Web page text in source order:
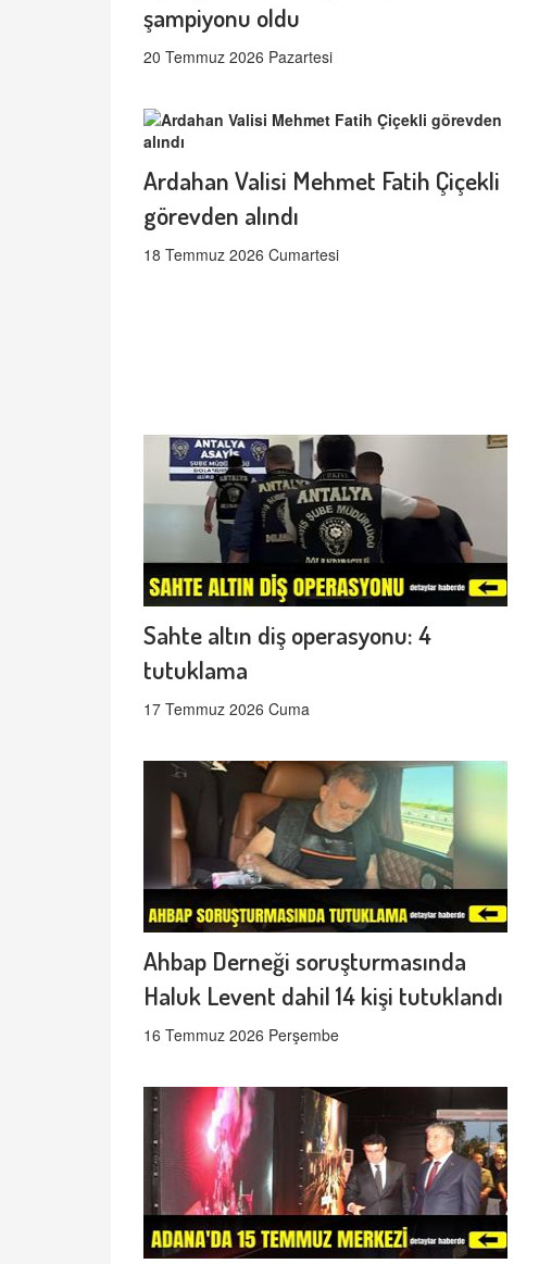
şampiyonu oldu
20 Temmuz 2026 Pazartesi
Ardahan Valisi Mehmet Fatih Çiçekli
görevden alındı
18 Temmuz 2026 Cumartesi
Sahte altın diş operasyonu: 4
tutuklama
17 Temmuz 2026 Cuma
Ahbap Derneği soruşturmasında
Haluk Levent dahil 14 kişi tutuklandı
16 Temmuz 2026 Perşembe